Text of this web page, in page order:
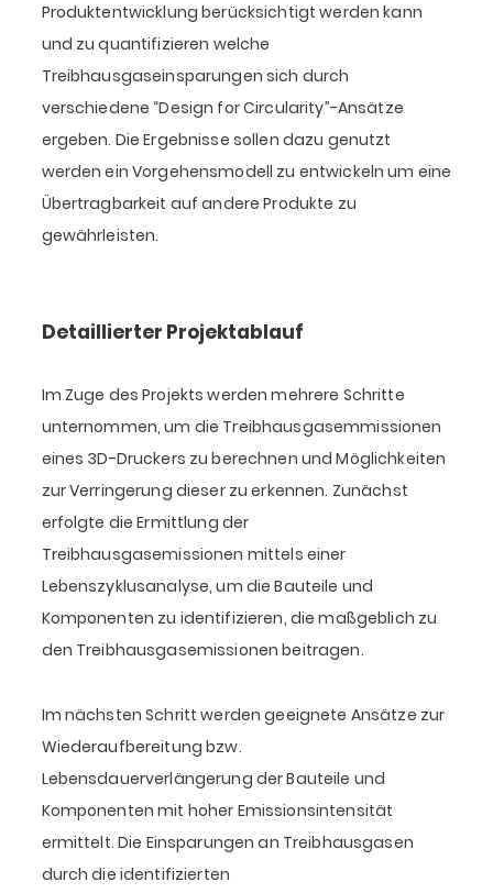
Produktentwicklung berücksichtigt werden kann
und zu quantifizieren welche
Treibhausgaseinsparungen sich durch
verschiedene “Design for Circularity”-Ansätze
ergeben. Die Ergebnisse sollen dazu genutzt
werden ein Vorgehensmodell zu entwickeln um eine
Übertragbarkeit auf andere Produkte zu
gewährleisten.
Detaillierter Projektablauf
Im Zuge des Projekts werden mehrere Schritte
unternommen, um die Treibhausgasemmissionen
eines 3D-Druckers zu berechnen und Möglichkeiten
zur Verringerung dieser zu erkennen. Zunächst
erfolgte die Ermittlung der
Treibhausgasemissionen mittels einer
Lebenszyklusanalyse, um die Bauteile und
Komponenten zu identifizieren, die maßgeblich zu
den Treibhausgasemissionen beitragen.
Im nächsten Schritt werden geeignete Ansätze zur
Wiederaufbereitung bzw.
Lebensdauerverlängerung der Bauteile und
Komponenten mit hoher Emissionsintensität
ermittelt. Die Einsparungen an Treibhausgasen
durch die identifizierten